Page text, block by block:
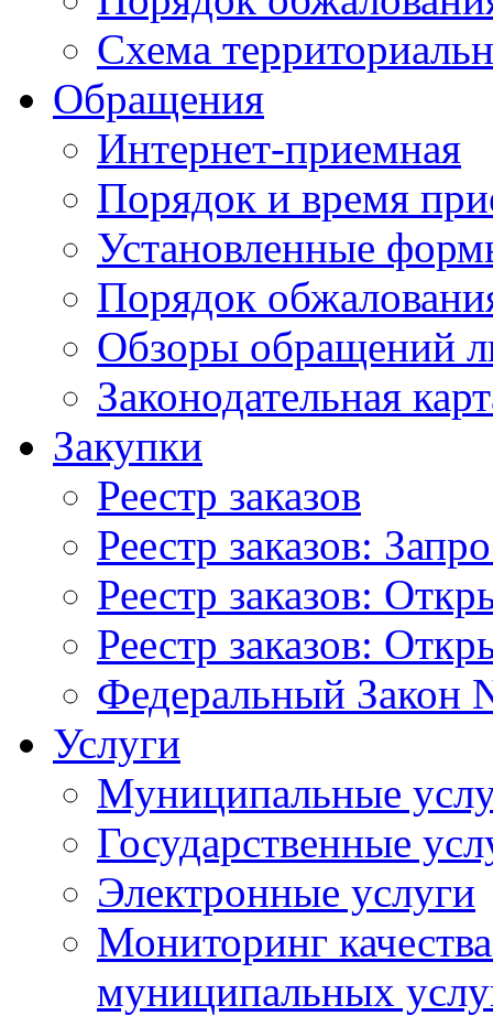
Схема
Обращения
Интернет-приемная
Порядок и время
Установленные
Порядок
Обзоры обращений
Законодательная
Закупки
Реестр заказов
Реестр заказов:
Реестр заказов:
Реестр заказов:
Федеральный Закон
Услуги
Муниципальные
Государственные
Электронные услуги
Мониторинг
муниципальных